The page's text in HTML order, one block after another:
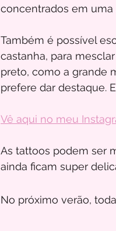
concentrados em uma
Também é possível
castanha, para
preto, como a grande
prefere dar destaque.
Vê aqui no meu
As tattoos podem ser
ainda ficam super
No próximo verão,